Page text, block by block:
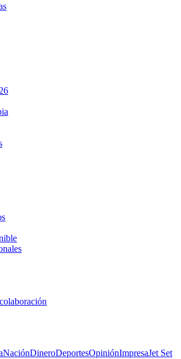
NaciónDineroDeportesOpiniónImpresaJet Set